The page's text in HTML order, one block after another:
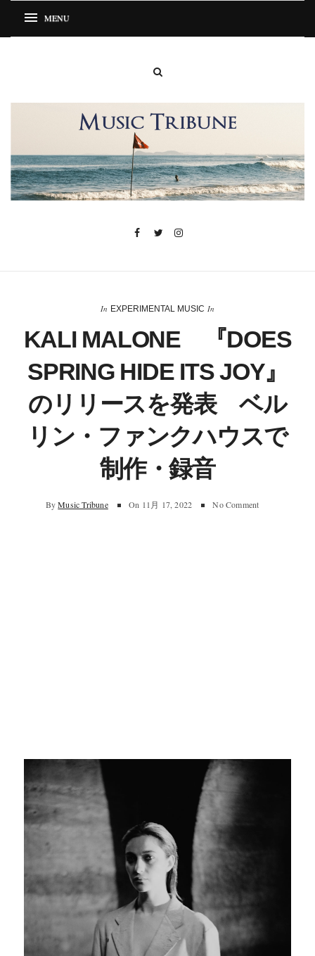
In EXPERIMENTAL MUSIC In
KALI MALONE 『DOES
SPRING HIDE ITS JOY』
のリリースを発表 ベル
リン・ファンクハウスで
制作・録音
By Music Tribune On 11月 17, 2022 No Comment